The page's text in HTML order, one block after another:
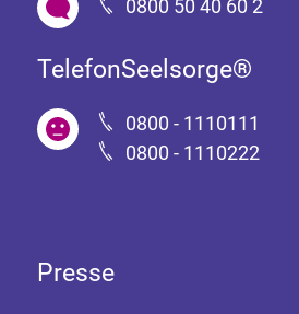
0800 50 40 60 2
TelefonSeelsorge®
0800 - 1110111
0800 - 1110222
Presse